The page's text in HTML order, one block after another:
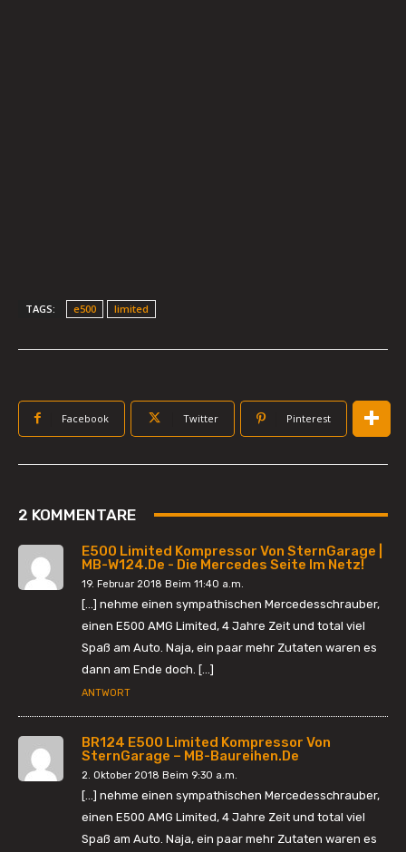
TAGS: e500 limited
Facebook Twitter Pinterest
2 KOMMENTARE
E500 Limited Kompressor Von SternGarage |
MB-W124.de - Die Mercedes Seite Im Netz!
19. Februar 2018 Beim 11:40 a.m.
[…] nehme einen sympathischen Mercedesschrauber,
einen E500 AMG Limited, 4 Jahre Zeit und total viel
Spaß am Auto. Naja, ein paar mehr Zutaten waren es
dann am Ende doch. […]
ANTWORT
BR124 E500 Limited Kompressor Von
SternGarage – MB-Baureihen.de
2. Oktober 2018 Beim 9:30 a.m.
[…] nehme einen sympathischen Mercedesschrauber,
einen E500 AMG Limited, 4 Jahre Zeit und total viel
Spaß am Auto. Naja, ein paar mehr Zutaten waren es